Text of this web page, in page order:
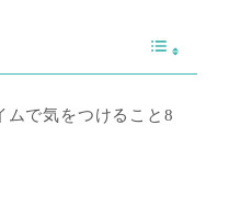
ムで気をつけること8